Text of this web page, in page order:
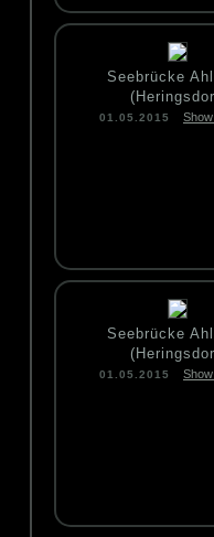
Seebrücke
01.05.2015
Seebrücke
01.05.2015